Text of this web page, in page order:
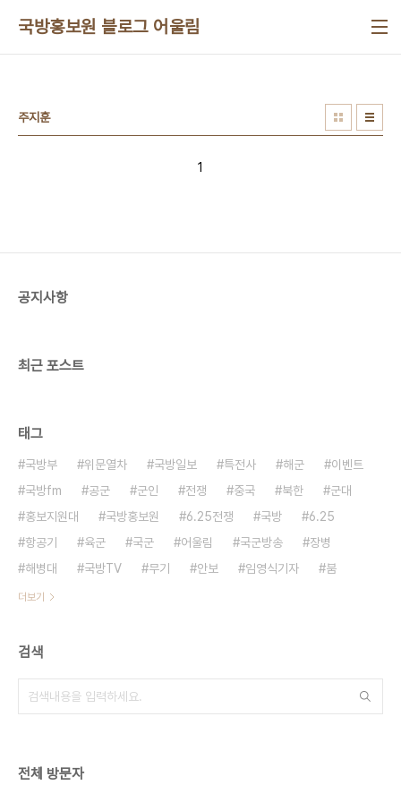
국방홍보원 블로그 어울림
주지훈
1
공지사항
최근 포스트
태그
국방부 위문열차 국방일보 특전사 해군
이벤트
국방fm
공군 군인 전쟁 중국 북한
군대
홍보지원대
국방홍보원 6.25전쟁 국방
6.25
항공기
육군 국군 어울림 국군방송
장병
해병대
국방TV 무기 안보 임영식기자 붐
더보기
검색
전체 방문자